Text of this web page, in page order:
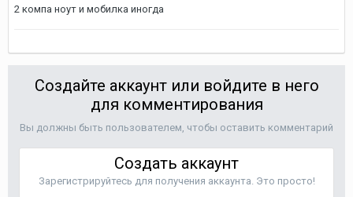
2 компа ноут и мобилка иногда
Создайте аккаунт или войдите в него
для комментирования
Вы должны быть пользователем, чтобы оставить комментарий
Создать аккаунт
Зарегистрируйтесь для получения аккаунта. Это просто!